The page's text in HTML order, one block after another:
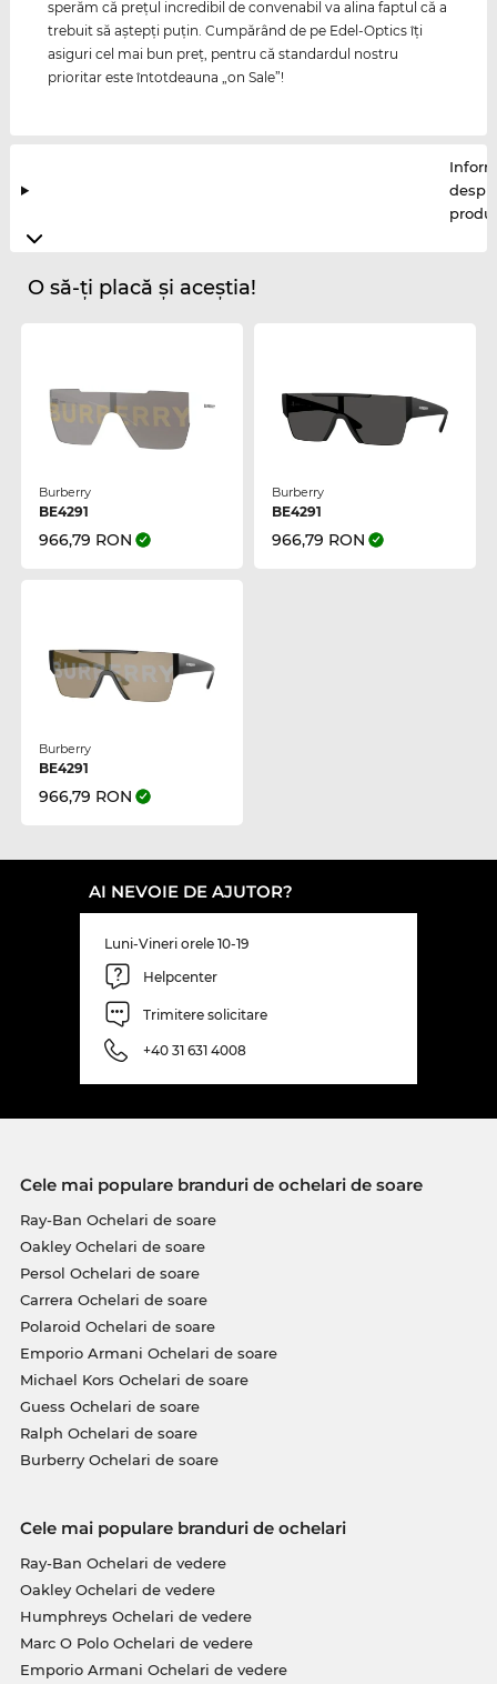
sperăm că preţul incredibil de convenabil va alina faptul că a
trebuit să aştepţi puţin. Cumpărând de pe Edel-Optics îţi
asiguri cel mai bun preţ, pentru că standardul nostru
prioritar este întotdeauna „on Sale”!
O să-ți placă și aceștia!
Burberry
BE4291
966,79 RON
Burberry
BE4291
966,79 RON
Burberry
BE4291
966,79 RON
AI NEVOIE DE AJUTOR?
Luni-Vineri orele 10-19
Helpcenter
Trimitere solicitare
+40 31 631 4008
Cele mai populare branduri de ochelari de soare
Ray-Ban Ochelari de soare
Oakley Ochelari de soare
Persol Ochelari de soare
Carrera Ochelari de soare
Polaroid Ochelari de soare
Emporio Armani Ochelari de soare
Michael Kors Ochelari de soare
Guess Ochelari de soare
Ralph Ochelari de soare
Burberry Ochelari de soare
Cele mai populare branduri de ochelari
Ray-Ban Ochelari de vedere
Oakley Ochelari de vedere
Humphreys Ochelari de vedere
Marc O Polo Ochelari de vedere
Emporio Armani Ochelari de vedere